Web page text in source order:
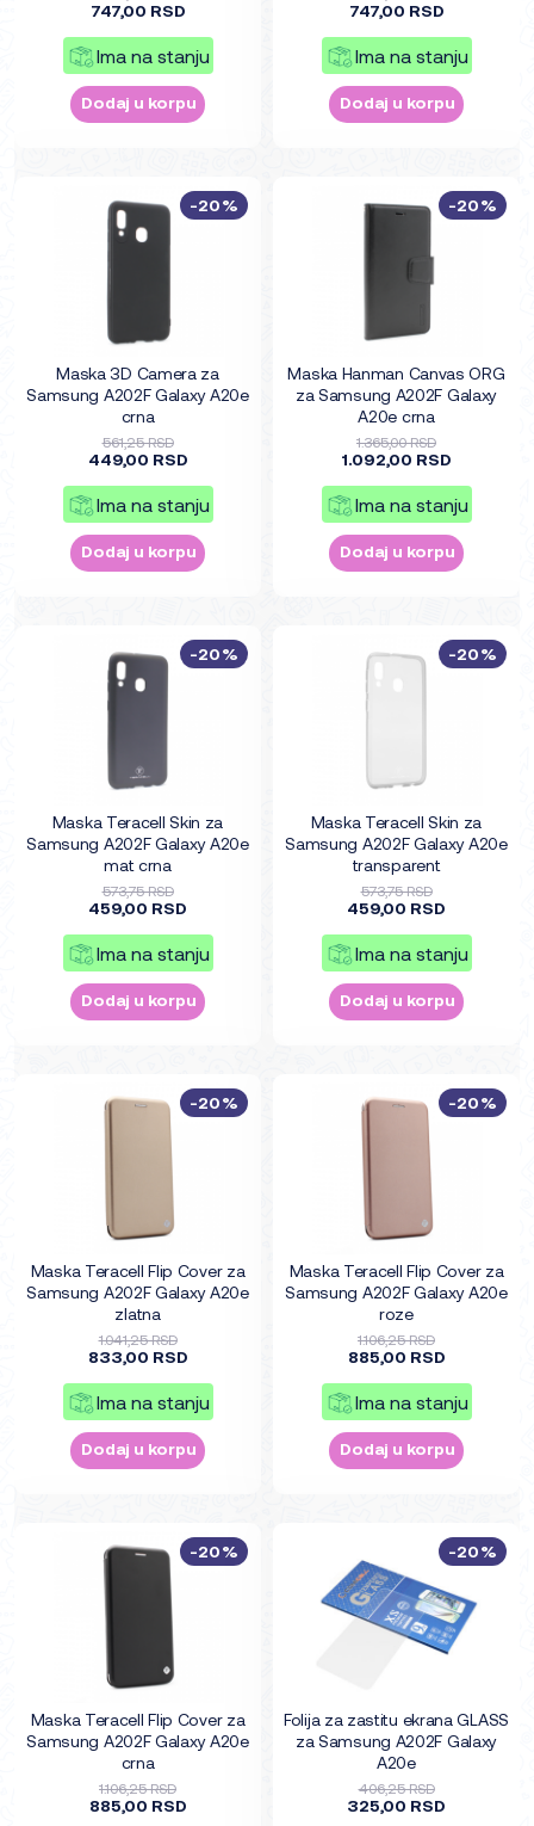
747,00 RSD
Ima na stanju
Dodaj u korpu
747,00 RSD
Ima na stanju
Dodaj u korpu
Maska 3D Camera za
Samsung A202F Galaxy A20e
crna
561,25 RSD
449,00 RSD
Ima na stanju
Dodaj u korpu
-20%
Maska Hanman Canvas ORG
za Samsung A202F Galaxy
A20e crna
1.365,00 RSD
1.092,00 RSD
Ima na stanju
Dodaj u korpu
-20%
Maska Teracell Skin za
Samsung A202F Galaxy A20e
mat crna
573,75 RSD
459,00 RSD
Ima na stanju
Dodaj u korpu
-20%
Maska Teracell Skin za
Samsung A202F Galaxy A20e
transparent
573,75 RSD
459,00 RSD
Ima na stanju
Dodaj u korpu
-20%
Maska Teracell Flip Cover za
Samsung A202F Galaxy A20e
zlatna
1.041,25 RSD
833,00 RSD
Ima na stanju
Dodaj u korpu
-20%
Maska Teracell Flip Cover za
Samsung A202F Galaxy A20e
roze
1.106,25 RSD
885,00 RSD
Ima na stanju
Dodaj u korpu
-20%
Maska Teracell Flip Cover za
Samsung A202F Galaxy A20e
crna
1.106,25 RSD
885,00 RSD
-20%
Folija za zastitu ekrana GLASS
za Samsung A202F Galaxy
A20e
406,25 RSD
325,00 RSD
-20%